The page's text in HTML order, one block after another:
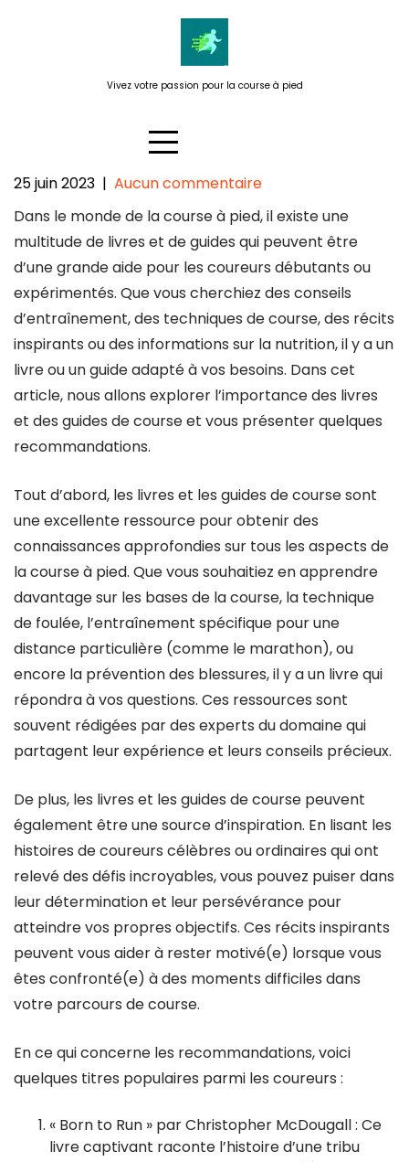
Vivez votre passion pour la course à pied
Les meilleurs livres et guides de
course pour les coureurs
passionnés
25 juin 2023 | Aucun commentaire
Dans le monde de la course à pied, il existe une
multitude de livres et de guides qui peuvent être
d’une grande aide pour les coureurs débutants ou
expérimentés. Que vous cherchiez des conseils
d’entraînement, des techniques de course, des récits
inspirants ou des informations sur la nutrition, il y a un
livre ou un guide adapté à vos besoins. Dans cet
article, nous allons explorer l’importance des livres
et des guides de course et vous présenter quelques
recommandations.
Tout d’abord, les livres et les guides de course sont
une excellente ressource pour obtenir des
connaissances approfondies sur tous les aspects de
la course à pied. Que vous souhaitiez en apprendre
davantage sur les bases de la course, la technique
de foulée, l’entraînement spécifique pour une
distance particulière (comme le marathon), ou
encore la prévention des blessures, il y a un livre qui
répondra à vos questions. Ces ressources sont
souvent rédigées par des experts du domaine qui
partagent leur expérience et leurs conseils précieux.
De plus, les livres et les guides de course peuvent
également être une source d’inspiration. En lisant les
histoires de coureurs célèbres ou ordinaires qui ont
relevé des défis incroyables, vous pouvez puiser dans
leur détermination et leur persévérance pour
atteindre vos propres objectifs. Ces récits inspirants
peuvent vous aider à rester motivé(e) lorsque vous
êtes confronté(e) à des moments difficiles dans
votre parcours de course.
En ce qui concerne les recommandations, voici
quelques titres populaires parmi les coureurs :
« Born to Run » par Christopher McDougall : Ce
livre captivant raconte l’histoire d’une tribu